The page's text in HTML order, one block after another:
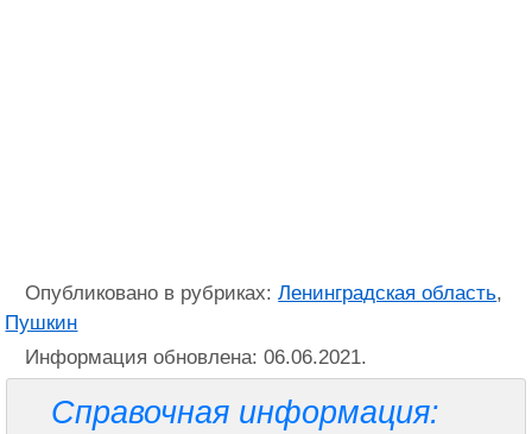
Опубликовано в рубриках:Ленинградская область,
Пушкин
Информация обновлена: 06.06.2021.
Справочная информация: